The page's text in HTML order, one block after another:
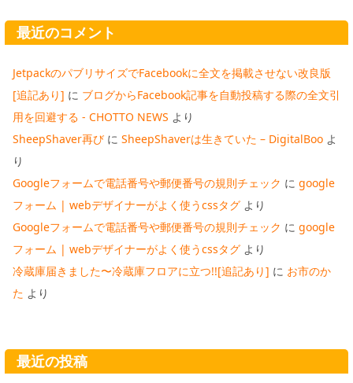
最近のコメント
JetpackのパブリサイズでFacebookに全文を掲載させない改良版
[追記あり] に ブログからFacebook記事を自動投稿する際の全文引
用を回避する - CHOTTO NEWS より
SheepShaver再び に SheepShaverは生きていた – DigitalBoo よ
り
Googleフォームで電話番号や郵便番号の規則チェック に google
フォーム | webデザイナーがよく使うcssタグ より
Googleフォームで電話番号や郵便番号の規則チェック に google
フォーム | webデザイナーがよく使うcssタグ より
冷蔵庫届きました〜冷蔵庫フロアに立つ!![追記あり] に お市のか
た より
最近の投稿